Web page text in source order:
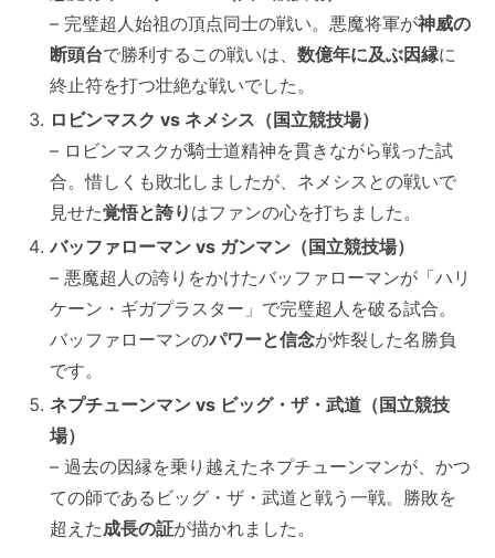
– 完璧超人始祖の頂点同士の戦い。悪魔将軍が神威の
断頭台で勝利するこの戦いは、数億年に及ぶ因縁に
終止符を打つ壮絶な戦いでした。
ロビンマスク vs ネメシス（国立競技場）
– ロビンマスクが騎士道精神を貫きながら戦った試
合。惜しくも敗北しましたが、ネメシスとの戦いで
見せた覚悟と誇り はファンの心を打ちました。
バッファローマン vs ガンマン（国立競技場）
– 悪魔超人の誇りをかけたバッファローマンが「ハリ
ケーン・ギガプラスター」で完璧超人を破る試合。
バッファローマンのパワーと信念が炸裂した名勝負
です。
ネプチューンマン vs ビッグ・ザ・武道（国立競技
場）
– 過去の因縁を乗り越えたネプチューンマンが、かつ
ての師であるビッグ・ザ・武道と戦う一戦。勝敗を
超えた成長の証が描かれました。